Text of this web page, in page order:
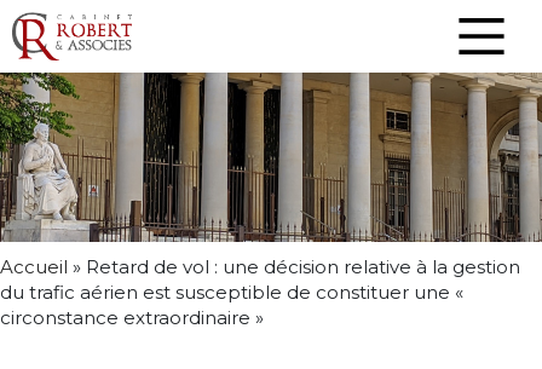
Accueil » Retard de vol : une décision relative à la gestion
du trafic aérien est susceptible de constituer une «
circonstance extraordinaire »